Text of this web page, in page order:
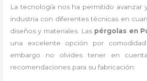
La tecnología nos ha permitido avanzar
industria con diferentes técnicas en
diseños y materiales. Las pérgolas en
una excelente opción por
embargo no olvides tener en
recomendaciones para su fabricación: